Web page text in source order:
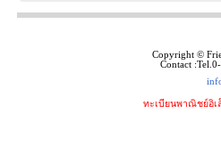
Copyright ©
Contact
ทะเบียนพาณิชย์อิเ